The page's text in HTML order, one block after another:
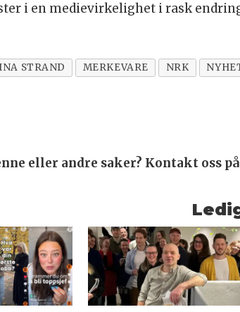
i en medievirkelighet i rask
STRAND MERKEVARE NRK
eller andre saker? Kontakt oss